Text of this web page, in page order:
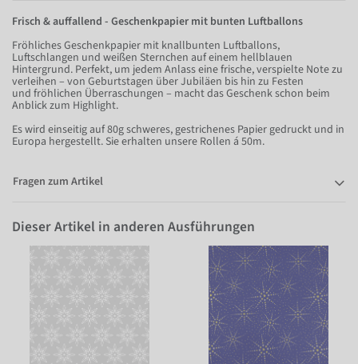
Frisch & auffallend - Geschenkpapier mit bunten Luftballons
Fröhliches Geschenkpapier mit knallbunten Luftballons,
Luftschlangen und weißen Sternchen auf einem hellblauen
Hintergrund. Perfekt, um jedem Anlass eine frische, verspielte Note zu
verleihen – von Geburtstagen über Jubiläen bis hin zu Festen
und fröhlichen Überraschungen – macht das Geschenk schon beim
Anblick zum Highlight.
Es wird einseitig auf 80g schweres, gestrichenes Papier gedruckt und in
Europa hergestellt. Sie erhalten unsere Rollen á 50m.
Fragen zum Artikel
Dieser Artikel in anderen Ausführungen